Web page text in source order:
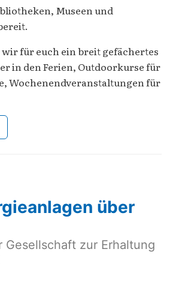
Museen und
wir für euch ein breit gefächertes
in den Ferien, Outdoorkurse für
Wochenendveranstaltungen für
über
Gesellschaft zur Erhaltung